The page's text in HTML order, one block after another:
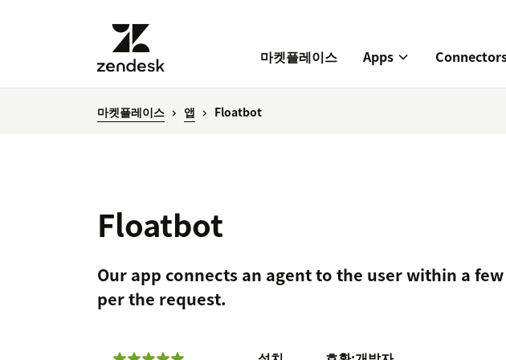
마켓플레이스 Apps
마켓플레이스 앱 Floatbot
Floatbot
Our app connects an agent to the user within a
per the request.